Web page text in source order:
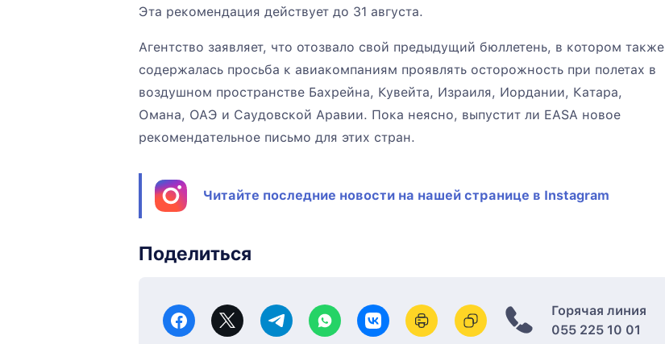
Эта рекомендация действует до 31 августа.
Агентство заявляет, что отозвало свой предыдущий бюллетень, в котором также
содержалась просьба к авиакомпаниям проявлять осторожность при полетах в
воздушном пространстве Бахрейна, Кувейта, Израиля, Иордании, Катара,
Омана, ОАЭ и Саудовской Аравии. Пока неясно, выпустит ли EASA новое
рекомендательное письмо для этих стран.
Читайте последние новости на нашей странице в Instagram
Поделиться
Горячая линия
055 225 10 01